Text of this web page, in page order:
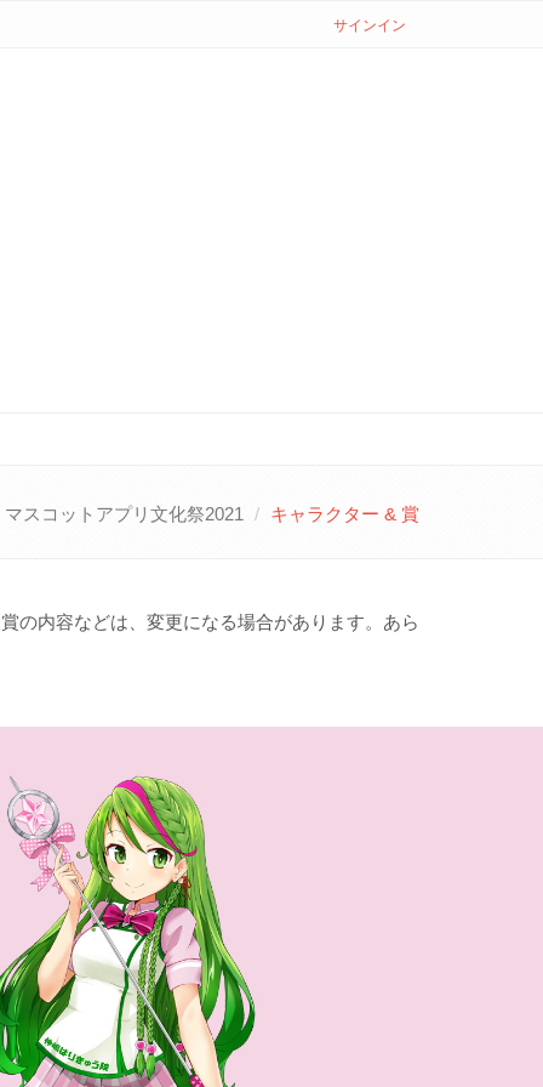
サインイン
マスコットアプリ文化祭2021 キャラクター & 賞
の内容などは、変更になる場合があります。あら